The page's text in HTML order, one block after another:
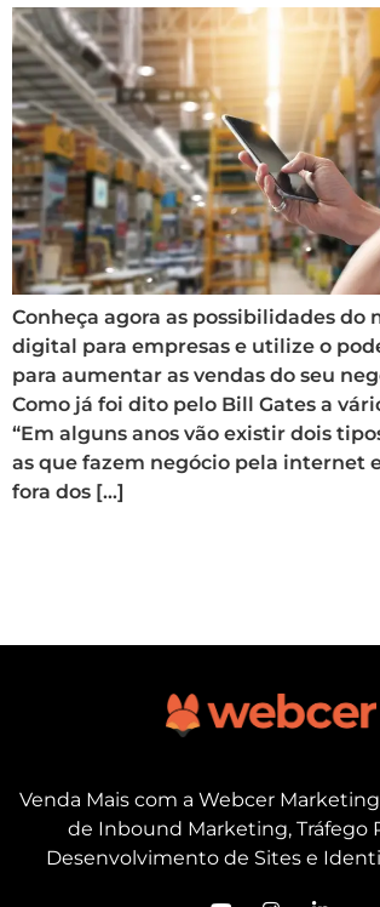
Conheça agora as possibilidades do
digital para empresas e utilize o
para aumentar as vendas do seu
Como já foi dito pelo Bill Gates a
“Em alguns anos vão existir dois
as que fazem negócio pela internet
fora dos […]
Venda Mais com a Webcer
de Inbound Marketing, Tráfego
Desenvolvimento de Sites e